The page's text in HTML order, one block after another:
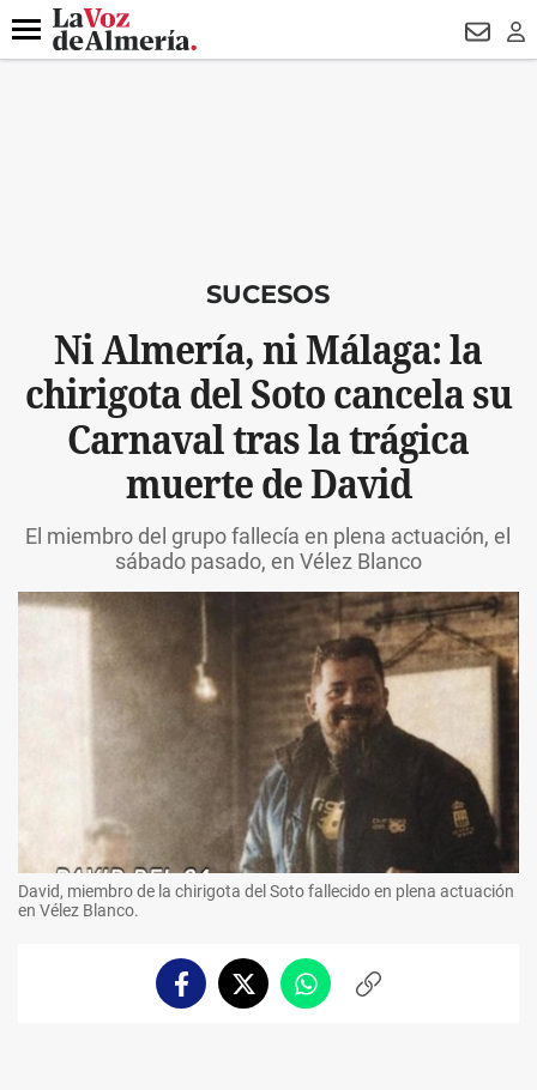
DESTACADO
Menú
SUCESOS
Ni Almería, ni Málaga: la
chirigota del Soto cancela su
Carnaval tras la trágica
muerte de David
El miembro del grupo fallecía en plena actuación, el
sábado pasado, en Vélez Blanco
David, miembro de la chirigota del Soto fallecido en plena actuación
en Vélez Blanco.
FacebookTwitterWhatsappCopiar